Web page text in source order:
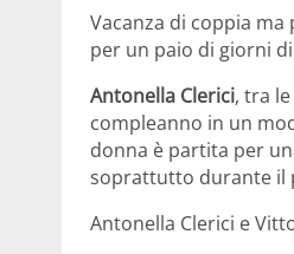
Vacanza di coppia
per un paio di giorni
Antonella Clerici, tra
compleanno in un
donna è partita per
soprattutto durante il
Antonella Clerici e